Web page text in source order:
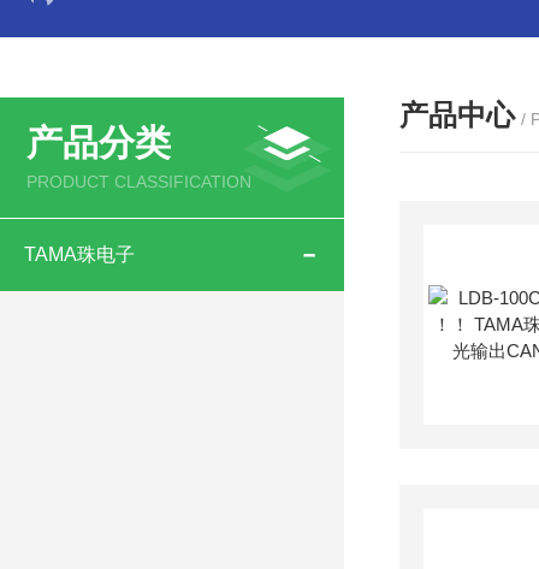
产品分类
PRODUCT CLASSIFICATION
TAMA珠电子
产品中心 /